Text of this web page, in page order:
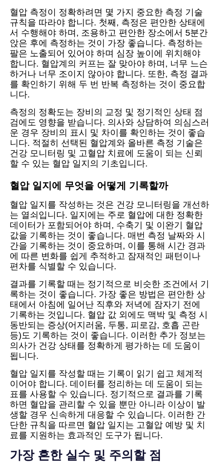
혈압 측정이 정확하려면 몇 가지 중요한 측정 기술
규칙을 따라야 합니다. 첫째, 측정은 편안한 상태에
서 수행해야 하며, 조용하고 편안한 장소에서 5분간
앉은 후에 측정하는 것이 가장 좋습니다. 측정하는
팔은 노출되어 있어야 하며 심장 높이에 위치해야
합니다. 혈압계의 커프는 잘 맞아야 하며, 너무 느슨
하거나 너무 조이지 않아야 합니다. 또한, 측정 결과
를 확인하기 위해 두 번 반복 측정하는 것이 중요합
니다.
측정의 정확도는 장비의 교정 및 정기적인 상태 점
검에도 영향을 받습니다. 의사와 상담하여 의심스러
운 경우 장비의 표시 및 차이를 확인하는 것이 좋습
니다. 적절히 선택된 혈압계와 올바른 측정 기술은
건강 모니터링 및 고혈압 치료에 도움이 되는 신뢰
할 수 있는 혈압 일지의 기초입니다.
혈압 일지에 무엇을 어떻게 기록할까
혈압 일지를 작성하는 것은 건강 모니터링을 개선하
는 열쇠입니다. 일지에는 주로 혈압에 대한 정확한
데이터가 포함되어야 하며, 수축기 및 이완기 혈압
값을 기록하는 것이 좋습니다. 매번 측정 날짜와 시
간을 기록하는 것이 중요하며, 이를 통해 시간 경과
에 따른 변화를 쉽게 추적하고 잠재적인 패턴이나
편차를 식별할 수 있습니다.
결과를 기록할 때는 정기적으로 비슷한 조건에서 기
록하는 것이 좋습니다. 가장 좋은 방법은 편안한 상
태에서 아침에 일어난 직후와 저녁에 잠자기 전에
기록하는 것입니다. 혈압 값 외에도 맥박 및 측정 시
동반되는 증상(어지러움, 두통, 피로감, 호흡 곤란
등)도 기록하는 것이 좋습니다. 이러한 추가 정보는
의사가 건강 상태를 정확하게 평가하는 데 도움이
됩니다.
혈압 일지를 작성할 때는 기록이 읽기 쉽고 체계적
이어야 합니다. 데이터를 정리하는 데 도움이 되는
표를 사용할 수 있습니다. 정기적으로 결과를 기록
하면 혈압을 관리할 수 있을 뿐만 아니라 이상이 발
생할 경우 신속하게 대응할 수 있습니다. 이러한 간
단한 규칙을 따르면 혈압 일지는 고혈압 예방 및 치
료를 지원하는 효과적인 도구가 됩니다.
가장 흔한 실수 및 주의할 점